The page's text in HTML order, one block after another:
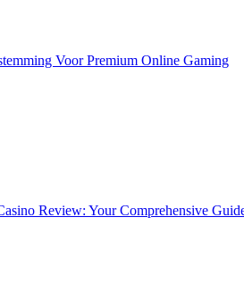
Voor Premium Online Gaming
Review: Your Comprehensive